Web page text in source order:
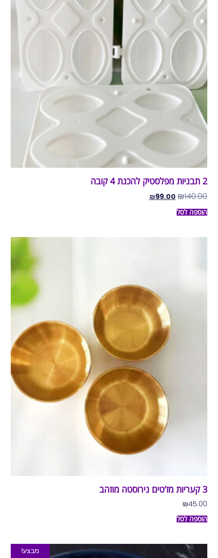
2 תבניות מפלסטיק להכנת 4 קובה
₪140.00
₪99.00
הוספה לסל
3 קעריות מז’טים נירוסטה מוזהב
₪45.00
הוספה לסל
מבצע!